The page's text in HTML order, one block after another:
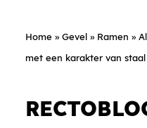
Home » Gevel» Ramen »
met een karakter van staal